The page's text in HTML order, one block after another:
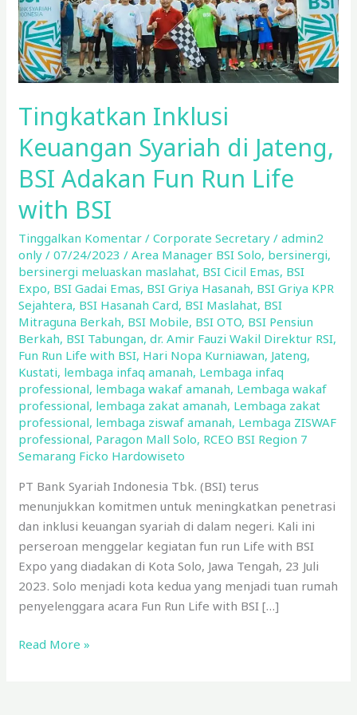
Tingkatkan Inklusi
Keuangan Syariah di Jateng,
BSI Adakan Fun Run Life
with BSI
Tinggalkan Komentar /Corporate Secretary /admin2
only/07/24/2023/Area Manager BSI Solo, bersinergi,
bersinergi meluaskan maslahat, BSI Cicil Emas, BSI
Expo, BSI Gadai Emas, BSI Griya Hasanah, BSI Griya KPR
Sejahtera, BSI Hasanah Card, BSI Maslahat, BSI
Mitraguna Berkah, BSI Mobile, BSI OTO, BSI Pensiun
Berkah, BSI Tabungan,dr. Amir Fauzi Wakil Direktur RSI,
Fun Run Life with BSI, Hari Nopa Kurniawan, Jateng,
Kustati, lembaga infaq amanah, Lembaga infaq
professional, lembaga wakaf amanah, Lembaga wakaf
professional, lembaga zakat amanah, Lembaga zakat
professional, lembaga ziswaf amanah, Lembaga ZISWAF
professional, Paragon Mall Solo, RCEO BSI Region 7
Semarang Ficko Hardowiseto
PT Bank Syariah Indonesia Tbk. (BSI) terus
menunjukkan komitmen untuk meningkatkan penetrasi
dan inklusi keuangan syariah di dalam negeri. Kali ini
perseroan menggelar kegiatan fun run Life with BSI
Expo yang diadakan di Kota Solo, Jawa Tengah, 23 Juli
2023. Solo menjadi kota kedua yang menjadi tuan rumah
penyelenggara acara Fun Run Life with BSI […]
Adakan
Fun
Run
Life
BSI
Read More »